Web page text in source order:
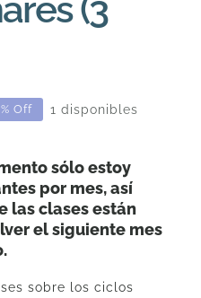
(3
Off 1 disponibles
sólo estoy
por mes, así
las clases están
el siguiente mes
sobre los ciclos